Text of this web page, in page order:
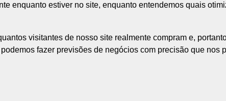
enquanto estiver no site, enquanto entendemos quais
visitantes de nosso site realmente compram e,
fazer previsões de negócios com precisão que nos